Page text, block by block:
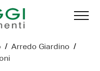
/ Arredo Giardino /